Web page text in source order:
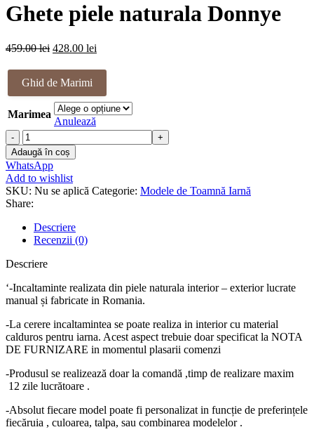
Ghete piele naturala Donnye
459.00lei Prețul
a
fost:
459.00 lei.
428.00 lei
este:
Ghid de Marimi
Marimea
Anulează
Cantitate
Ghete
piele
naturala
Donnye
Adaugă în coș
WhatsApp
Add to wishlist
SKU: Nu se aplică Categorie: Modele de Toamnă Iarnă
Share:
Descriere
Recenzii (0)
Descriere
‘-Incaltaminte realizata din piele naturala interior – exterior lucrate
manual și fabricate in Romania.
-La cerere incaltamintea se poate realiza in interior cu material
calduros pentru iarna. Acest aspect trebuie doar specificat la NOTA
DE FURNIZARE in momentul plasarii comenzi
-Produsul se realizează doar la comandă ,timp de realizare maxim
12 zile lucrătoare .
-Absolut fiecare model poate fi personalizat in funcție de preferințele
fiecăruia , culoarea, talpa, sau combinarea modelelor .